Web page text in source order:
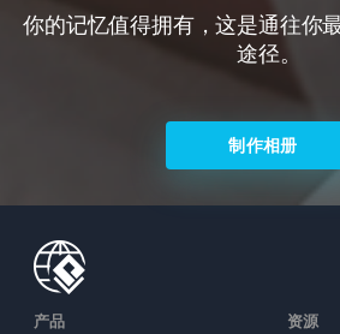
你的记忆值得拥有，这是通往你
途径。
制作相册
产品 资源